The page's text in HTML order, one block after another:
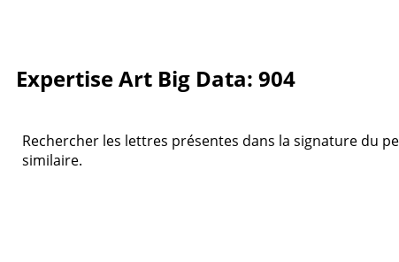
Expertise Art Big Data: 904
Rechercher les lettres présentes dans la signature du
similaire.